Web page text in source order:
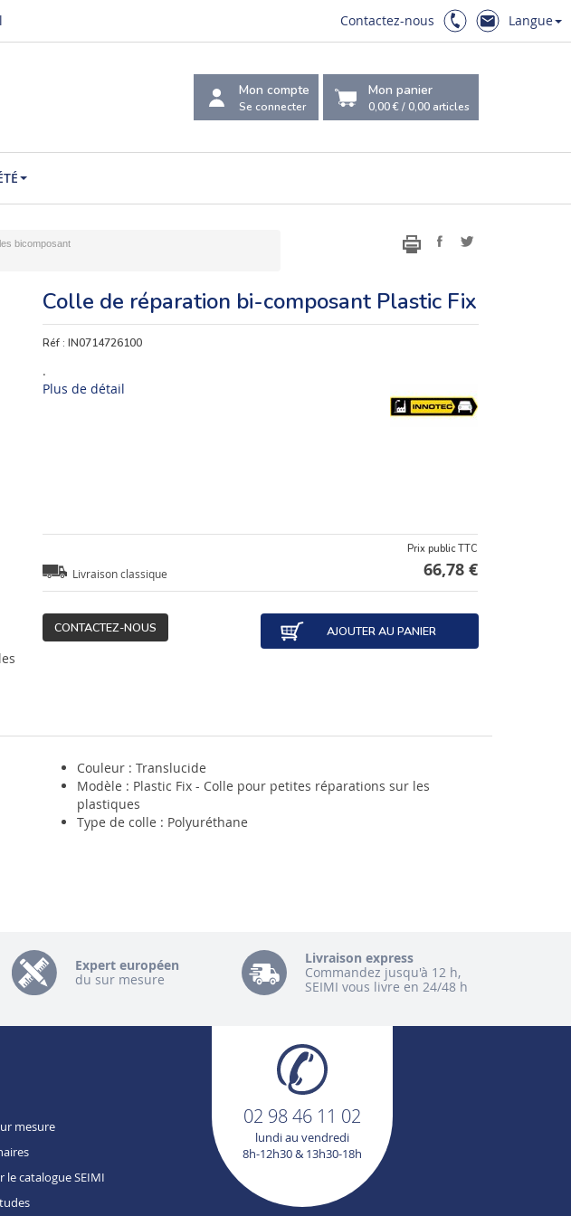
Contactez-nous Langue
Mon compte
Se connecter
Mon panier
0,00 €/0,00 articles
bicomposant
Colle de réparation bi-composant Plastic Fix
Réf :IN0714726100
.
Plus de détail
Livraison classique
Prix public TTC
66,78 €
CONTACTEZ-NOUS AJOUTER AU PANIER
Couleur : Translucide
Modèle : Plastic Fix - Colle pour petites réparations sur les
plastiques
Type de colle : Polyuréthane
Expert européen
du sur mesure
Livraison express
Commandez jusqu'à 12 h,
SEIMI vous livre en 24/48 h
mesure
le catalogue SEIMI
02 98 46 11 02
lundi au vendredi
8h-12h30 & 13h30-18h